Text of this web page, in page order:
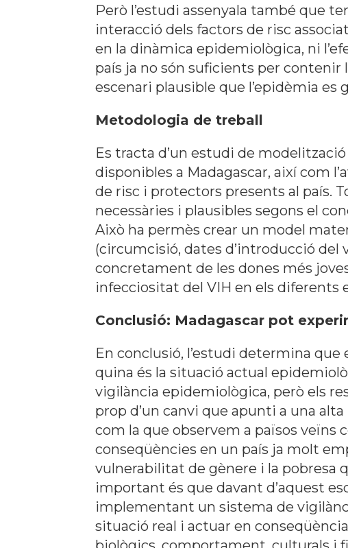
Però l’estudi assenyala també que
interacció dels factors de risc
en la dinàmica epidemiològica, ni
país ja no són suficients per contenir
escenari plausible que l’epidèmia es
Metodologia de treball
Es tracta d’un estudi de
disponibles a Madagascar, així com
de risc i protectors presents al país.
necessàries i plausibles segons el
Això ha permès crear un model
(circumcisió, dates d’introducció del
concretament de les dones més
infecciositat del VIH en els diferents
Conclusió: Madagascar pot
En conclusió, l’estudi determina
quina és la situació actual
vigilància epidemiològica, però els
prop d’un canvi que apunti a una
com la que observem a països
conseqüències en un país ja molt
vulnerabilitat de gènere i la pobresa
important és que davant d’aquest
implementant un sistema de
situació real i actuar en